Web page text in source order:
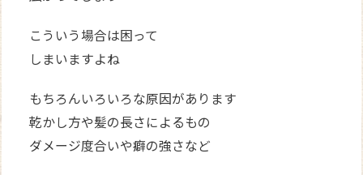
こういう場合は困って
しまいますよね
もちろんいろいろな原因があります
乾かし方や髪の長さによるもの
ダメージ度合いや癖の強さなど